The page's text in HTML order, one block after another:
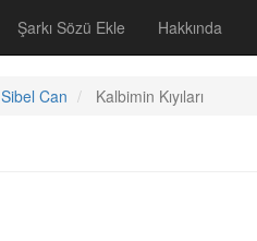
Şarkı Sözü Ekle Hakkında
Sibel Can Kalbimin Kıyıları